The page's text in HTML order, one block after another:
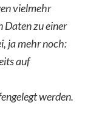
vielmehr
Daten zu einer
ja mehr noch:
auf
werden.